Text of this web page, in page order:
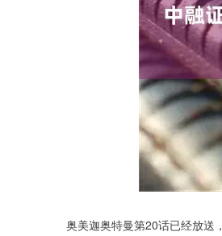
奥美迦奥特曼第20话已经放送
1.02% 深证成指